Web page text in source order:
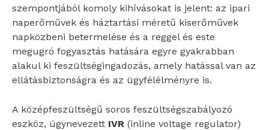
szempontjából komoly kihívásokat is jelent: az ipari
naperőművek és háztartási méretű kiserőművek
napközbeni betermelése és a reggel és este
megugró fogyasztás hatására egyre gyakrabban
alakul ki feszültségingadozás, amely hatással van az
ellátásbiztonságra és az ügyfélélményre is.
A középfeszültségű soros feszültségszabályozó
eszköz, úgynevezett IVR (inline voltage regulator)